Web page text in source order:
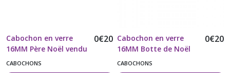
Cabochon en verre
16MM Père Noël vendu
à l'unité
0€20
CABOCHONS
Cabochon en verre
16MM Botte de Noël
vendu à l'unité
0€20
CABOCHONS